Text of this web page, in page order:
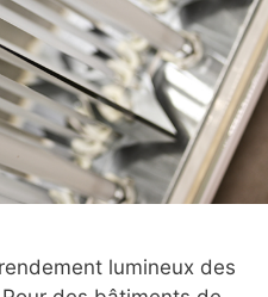
lumineux des